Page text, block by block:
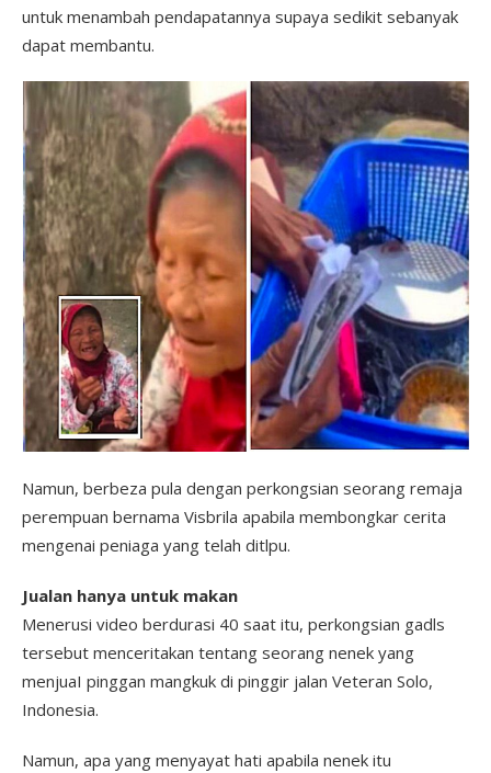
untuk menambah pendapatannya supaya sedikit sebanyak
dapat membantu.
Namun, berbeza pula dengan perkongsian seorang remaja
perempuan bernama Visbrila apabila membongkar cerita
mengenai peniaga yang telah ditlpu.
Jualan hanya untuk makan
Menerusi video berdurasi 40 saat itu, perkongsian gadls
tersebut menceritakan tentang seorang nenek yang
menjuaI pinggan mangkuk di pinggir jalan Veteran Solo,
Indonesia.
Namun, apa yang menyayat hati apabila nenek itu